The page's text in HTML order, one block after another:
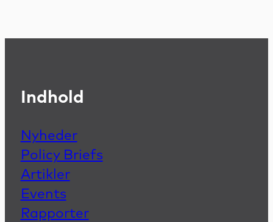
Indhold
Nyheder
Policy Briefs
Artikler
Events
Rapporter